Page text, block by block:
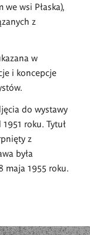
wsi Płaska),
z
w
i koncepcje
do wystawy
roku. Tytuł
z
była
maja 1955 roku.